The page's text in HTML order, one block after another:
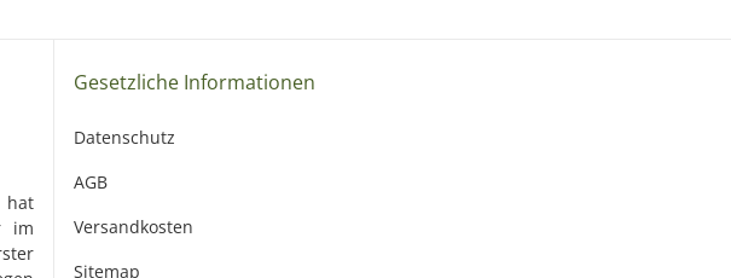
hat
im
Gesetzliche Informationen
Datenschutz
AGB
Versandkosten
Sitemap